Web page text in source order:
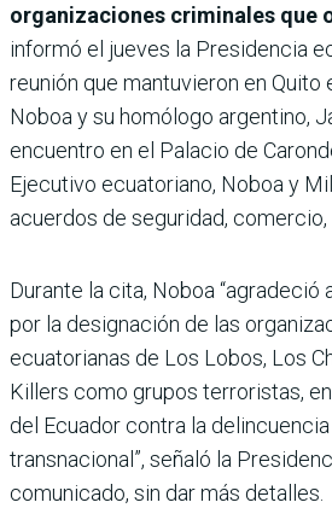
organizaciones criminales que
informó el jueves la Presidencia
reunión que mantuvieron en Quito
Noboa y su homólogo argentino,
encuentro en el Palacio de
Ejecutivo ecuatoriano, Noboa y
acuerdos de seguridad,
Durante la cita, Noboa “agradeció
por la designación de las
ecuatorianas de Los Lobos, Los
Killers como grupos terroristas,
del Ecuador contra la
transnacional”, señaló la
comunicado, sin dar más detalles.